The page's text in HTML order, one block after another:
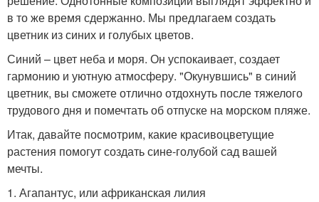
в то же время сдержанно. Мы предлагаем создать
цветник из синих и голубых цветов.
Синий – цвет неба и моря. Он успокаивает, создает
гармонию и уютную атмосферу. "Окунувшись" в синий
цветник, вы сможете отлично отдохнуть после тяжелого
трудового дня и помечтать об отпуске на морском пляже.
Итак, давайте посмотрим, какие красивоцветущие
растения помогут создать сине-голубой сад вашей
мечты.
1. Агапантус, или африканская лилия